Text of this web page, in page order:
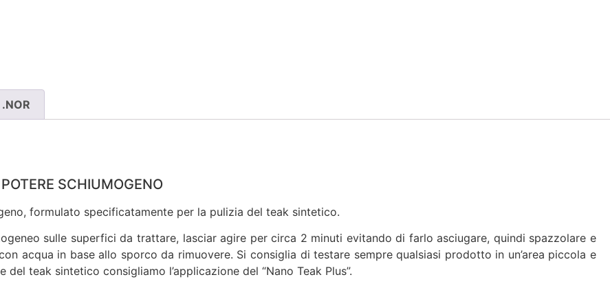
.NOR
SCHIUMOGENO
formulato specificatamente per la pulizia del teak sintetico.
sulle superfici da trattare, lasciar agire per circa 2 minuti evitando di farlo asciugare, quindi spazzolare e
acqua in base allo sporco da rimuovere. Si consiglia di testare sempre qualsiasi prodotto in un’area piccola e
teak sintetico consigliamo l’applicazione del “Nano Teak Plus”.